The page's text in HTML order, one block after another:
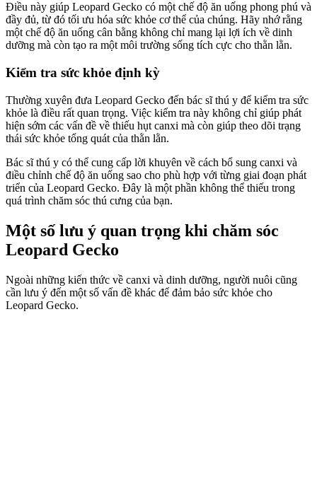
Điều này giúp Leopard Gecko có một chế độ ăn uống phong phú và
đầy đủ, từ đó tối ưu hóa sức khỏe cơ thể của chúng. Hãy nhớ rằng
một chế độ ăn uống cân bằng không chỉ mang lại lợi ích về dinh
dưỡng mà còn tạo ra một môi trường sống tích cực cho thằn lằn.
Kiểm tra sức khỏe định kỳ
Thường xuyên đưa Leopard Gecko đến bác sĩ thú y để kiểm tra sức
khỏe là điều rất quan trọng. Việc kiểm tra này không chỉ giúp phát
hiện sớm các vấn đề về thiếu hụt canxi mà còn giúp theo dõi trạng
thái sức khỏe tổng quát của thằn lằn.
Bác sĩ thú y có thể cung cấp lời khuyên về cách bổ sung canxi và
điều chỉnh chế độ ăn uống sao cho phù hợp với từng giai đoạn phát
triển của Leopard Gecko. Đây là một phần không thể thiếu trong
quá trình chăm sóc thú cưng của bạn.
Một số lưu ý quan trọng khi chăm sóc
Leopard Gecko
Ngoài những kiến thức về canxi và dinh dưỡng, người nuôi cũng
cần lưu ý đến một số vấn đề khác để đảm bảo sức khỏe cho
Leopard Gecko.